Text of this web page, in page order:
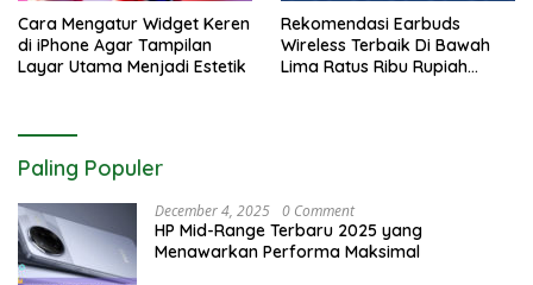
Cara Mengatur Widget Keren
di iPhone Agar Tampilan
Layar Utama Menjadi Estetik
Rekomendasi Earbuds
Wireless Terbaik Di Bawah
Lima Ratus Ribu Rupiah
Paling Populer
December 4, 2025 0 Comment
HP Mid-Range Terbaru 2025 yang
Menawarkan Performa Maksimal